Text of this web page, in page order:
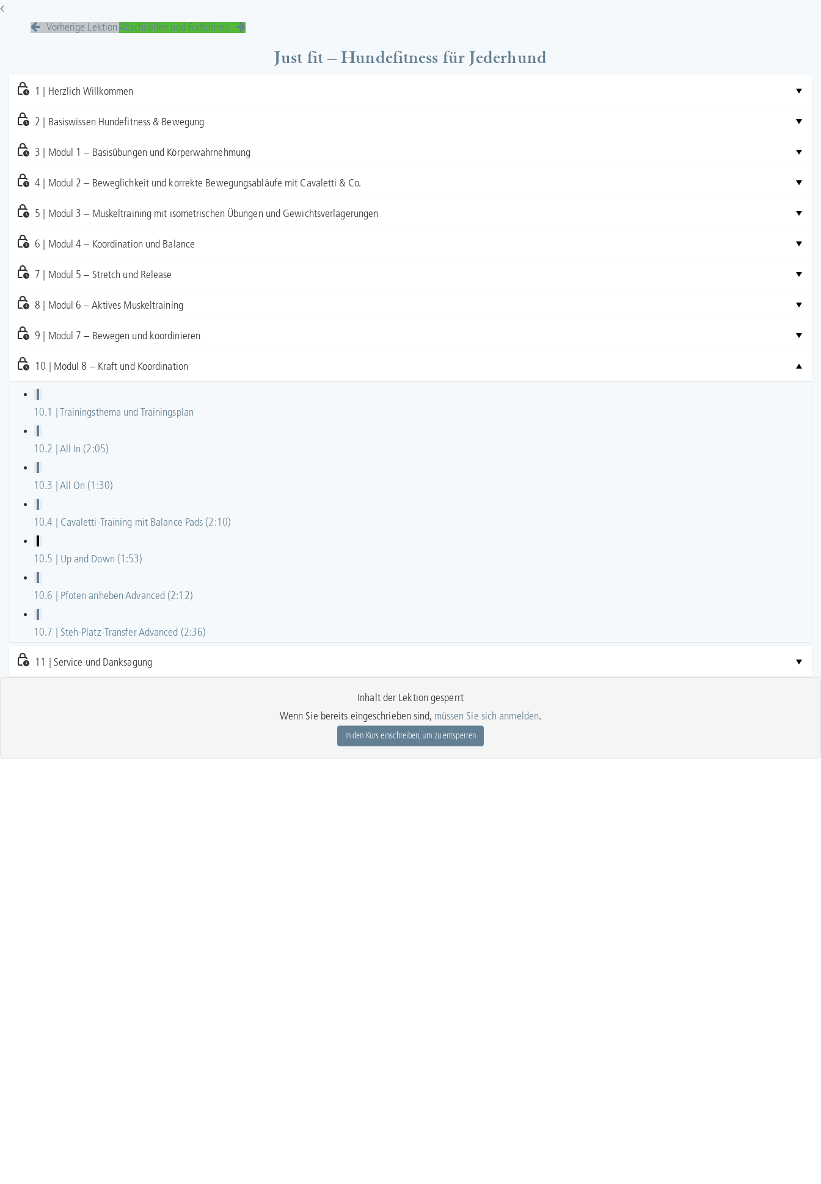
Vorherige Lektion Abschließen und Fortfahren
Just fit – Hundefitness für Jederhund
1 | Herzlich Willkommen
2 | Basiswissen Hundefitness & Bewegung
3 | Modul 1 – Basisübungen und Körperwahrnehmung
4 | Modul 2 – Beweglichkeit und korrekte Bewegungsabläufe mit Cavaletti & Co.
5 | Modul 3 – Muskeltraining mit isometrischen Übungen und Gewichtsverlagerungen
6 | Modul 4 – Koordination und Balance
7 | Modul 5 – Stretch und Release
8 | Modul 6 – Aktives Muskeltraining
9 | Modul 7 – Bewegen und koordinieren
10 | Modul 8 – Kraft und Koordination
10.1 | Trainingsthema und Trainingsplan
10.2 | All In (2:05)
10.3 | All On (1:30)
10.4 | Cavaletti-Training mit Balance Pads (2:10)
10.5 | Up and Down (1:53)
10.6 | Pfoten anheben Advanced (2:12)
10.7 | Steh-Platz-Transfer Advanced (2:36)
11 | Service und Danksagung
Inhalt der Lektion gesperrt
Wenn Sie bereits eingeschrieben sind, müssen Sie sich anmelden.
In den Kurs einschreiben, um zu entsperren